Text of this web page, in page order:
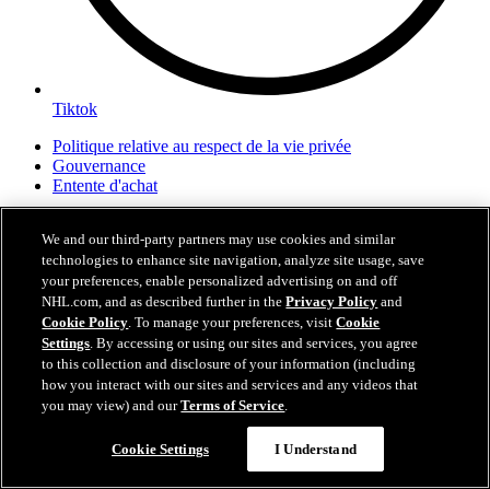
Tiktok
Politique relative au respect de la vie privée
Gouvernance
Entente d'achat
canadiens.com est le site Web officiel du Club de hockey Canadien,
Inc.. Les Canadiens de Montréal et canadiens.com sont des marques
de commerce des Canadiens de Montréal, NHL, la marque verbale
et l'image de la coupe Stanley sont des marques de commerce
déposées et les logos NHL Shield et NHL Conference sont des
marques de commerce de la Ligue nationale de hockey. Tous les
logos et marques de la LNH ainsi que les logos et marques des
équipes de la LNH illustrés sur ce site appartiennent à la LNH et
aux équipes respectives de la LNH. Toute reproduction est interdite
sans le consentement écrit préalable de NHL Enterprises, L.P.
We and our third-party partners may use cookies and similar
technologies to enhance site navigation, analyze site usage, save
your preferences, enable personalized advertising on and off
NHL.com, and as described further in thePrivacy Policy and
Cookie Policy. To manage your preferences, visitCookie
Settings. By accessing or using our sites and services, you agree
to this collection and disclosure of your information (including
how you interact with our sites and services and any videos that
you may view) and ourTerms of Service.
Cookie Settings I Understand